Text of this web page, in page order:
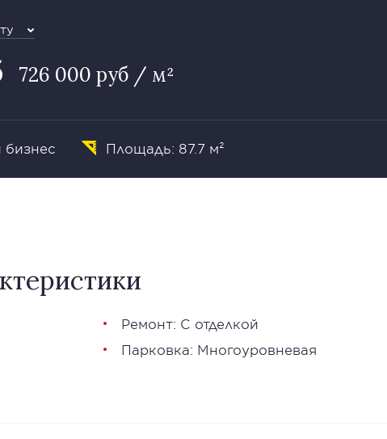
726 000 руб / м²
Площадь: 87.7 м²
Ремонт: С отделкой
Парковка: Многоуровневая